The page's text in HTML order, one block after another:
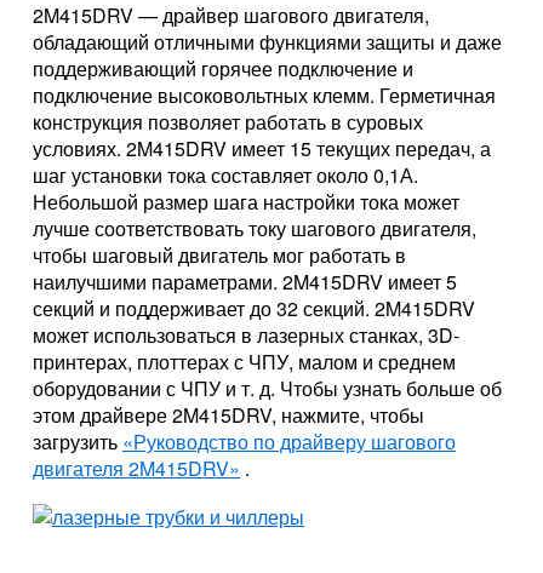
2M415DRV — драйвер шагового двигателя,
обладающий отличными функциями защиты и даже
поддерживающий горячее подключение и
подключение высоковольтных клемм. Герметичная
конструкция позволяет работать в суровых
условиях. 2M415DRV имеет 15 текущих передач, а
шаг установки тока составляет около 0,1А.
Небольшой размер шага настройки тока может
лучше соответствовать току шагового двигателя,
чтобы шаговый двигатель мог работать в
наилучшими параметрами. 2M415DRV имеет 5
секций и поддерживает до 32 секций. 2M415DRV
может использоваться в лазерных станках, 3D-
принтерах, плоттерах с ЧПУ, малом и среднем
оборудовании с ЧПУ и т. д. Чтобы узнать больше об
этом драйвере 2M415DRV, нажмите, чтобы
загрузить «Руководство по драйверу шагового
двигателя 2M415DRV» .